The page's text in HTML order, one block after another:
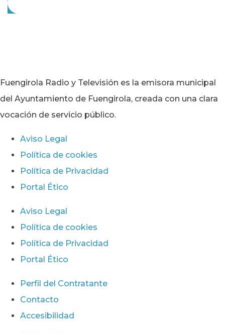
Fuengirola Radio y Televisión es la emisora municipal
del Ayuntamiento de Fuengirola, creada con una clara
vocación de servicio público.
Aviso Legal
Política de cookies
Política de Privacidad
Portal Ético
Aviso Legal
Política de cookies
Política de Privacidad
Portal Ético
Perfil del Contratante
Contacto
Accesibilidad